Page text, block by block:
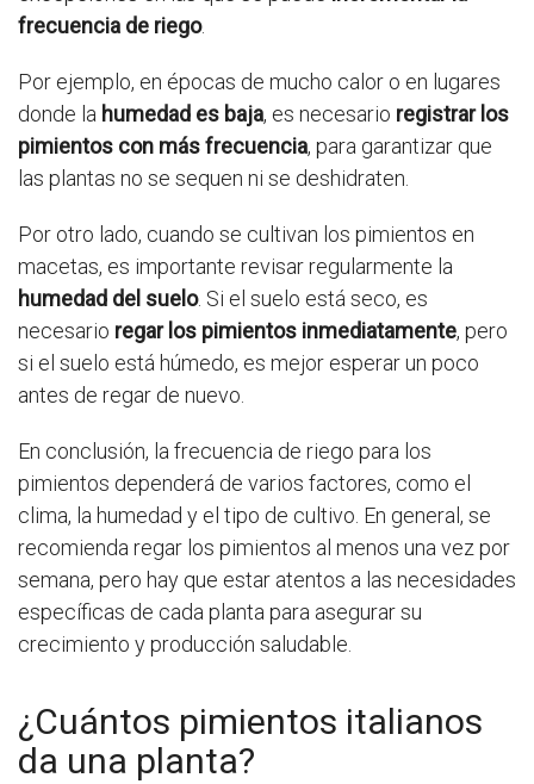
frecuencia de riego.
Por ejemplo, en épocas de mucho calor o en lugares
donde la humedad es baja, es necesario registrar los
pimientos con más frecuencia, para garantizar que
las plantas no se sequen ni se deshidraten.
Por otro lado, cuando se cultivan los pimientos en
macetas, es importante revisar regularmente la
humedad del suelo. Si el suelo está seco, es
necesario regar los pimientos inmediatamente, pero
si el suelo está húmedo, es mejor esperar un poco
antes de regar de nuevo.
En conclusión, la frecuencia de riego para los
pimientos dependerá de varios factores, como el
clima, la humedad y el tipo de cultivo. En general, se
recomienda regar los pimientos al menos una vez por
semana, pero hay que estar atentos a las necesidades
específicas de cada planta para asegurar su
crecimiento y producción saludable.
¿Cuántos pimientos italianos
da una planta?